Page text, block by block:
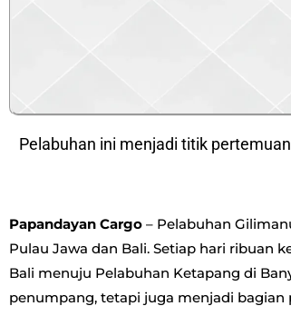
Pelabuhan ini menjadi titik
Papandayan Cargo – Pelabuhan
Pulau Jawa dan Bali. Setiap hari ribuan
Bali menuju Pelabuhan Ketapang di
penumpang, tetapi juga menjadi